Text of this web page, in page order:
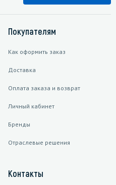
Покупателям
Как оформить заказ
Доставка
Оплата заказа и возврат
Личный кабинет
Бренды
Отраслевые решения
Контакты